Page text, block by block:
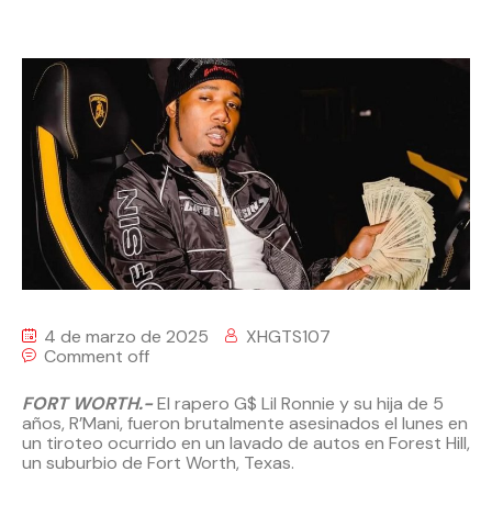
4 de marzo de 2025
XHGTS107
Comment off
FORT WORTH.-El rapero G$ Lil Ronnie y su hija de 5
años, R’Mani, fueron brutalmente asesinados el lunes en
un tiroteo ocurrido en un lavado de autos en Forest Hill,
un suburbio de Fort Worth, Texas.